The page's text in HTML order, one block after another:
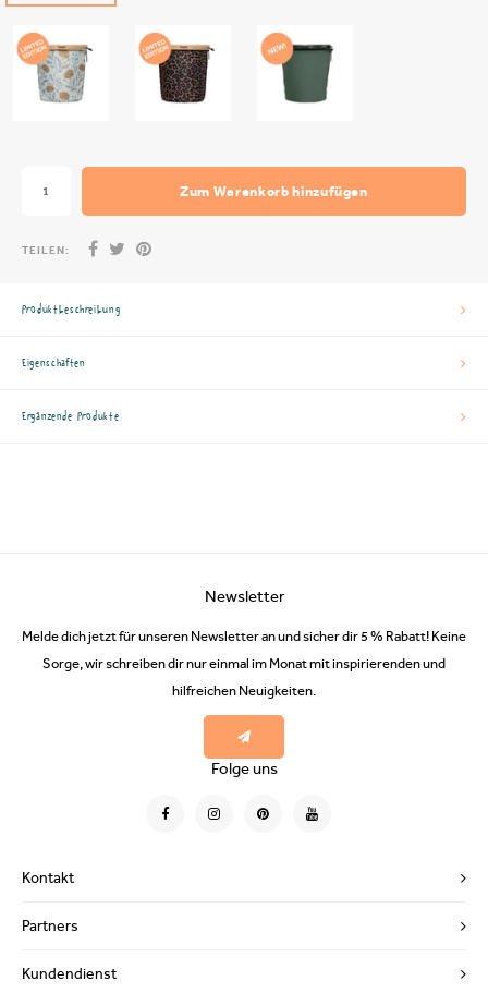
Zum Warenkorb hinzufügen
TEILEN:
Produktbeschreibung
Eigenschaften
Ergänzende Produkte
Kontakt
Newsletter
Melde dich jetzt für unseren Newsletter an und sicher dir 5 % Rabatt! Keine
Sorge, wir schreiben dir nur einmal im Monat mit inspirierenden und
hilfreichen Neuigkeiten.
Folge uns
Partners
Kundendienst